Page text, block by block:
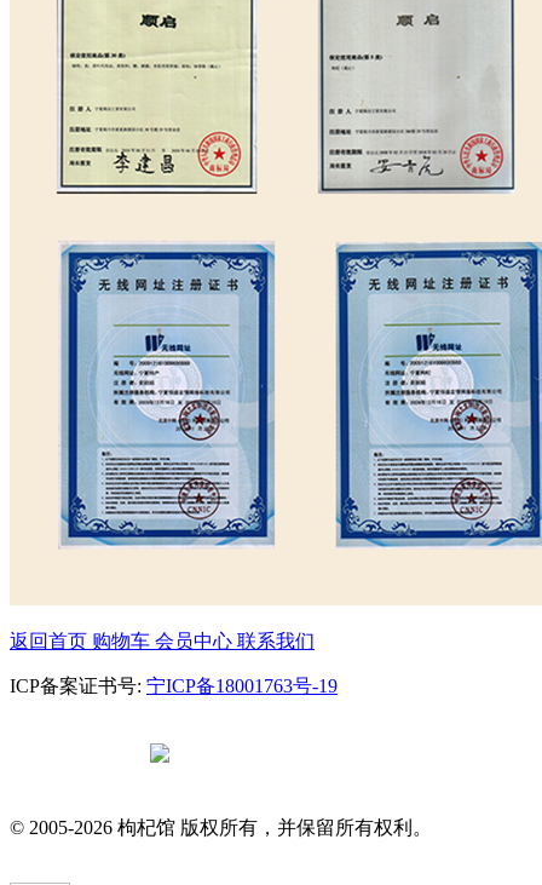
返回首页 购物车 会员中心 联系我们
ICP备案证书号: 宁ICP备18001763号-19
© 2005-2026 枸杞馆 版权所有，并保留所有权利。